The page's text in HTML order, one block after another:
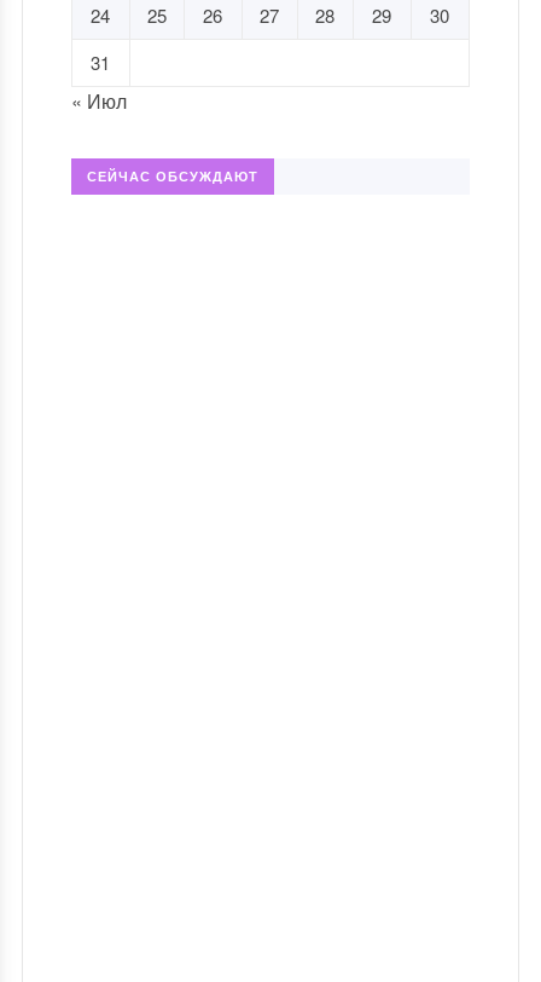
24
25 26 27 28 29
30
31
« Июл
СЕЙЧАС ОБСУЖДАЮТ